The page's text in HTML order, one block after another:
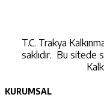
T.C. Trakya
saklıdır. Bu sitede
KURUMSAL